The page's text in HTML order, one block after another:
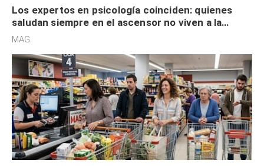
Los expertos en psicología coinciden: quienes
saludan siempre en el ascensor no viven a la
defensiva y tienen apertura social
MAG.